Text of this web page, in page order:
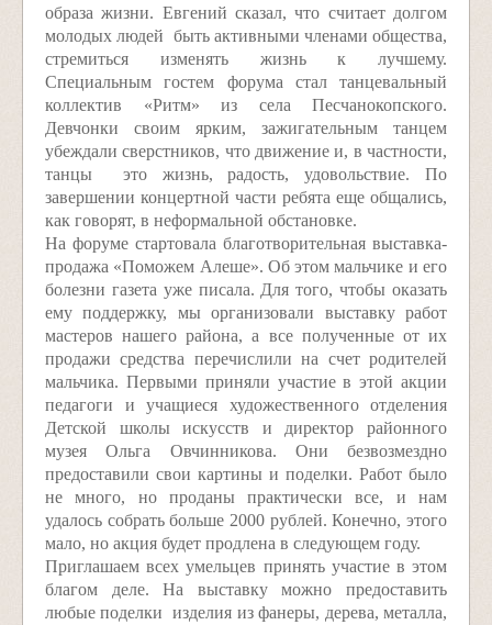
образа жизни. Евгений сказал, что считает долгом
молодых людей ­ быть активными членами общества,
стремиться изменять жизнь к лучшему.
Специальным гостем форума стал танцевальный
коллектив «Ритм» из села Песчанокопского.
Девчонки своим ярким, зажигательным танцем
убеждали сверстников, что движение и, в частности,
танцы ­ это жизнь, радость, удовольствие. По
завершении концертной части ребята еще общались,
как говорят, в неформальной обстановке.
На форуме стартовала благотворительная выставка­
продажа «Поможем Алеше». Об этом мальчике и его
болезни газета уже писала. Для того, чтобы оказать
ему поддержку, мы организовали выставку работ
мастеров нашего района, а все полученные от их
продажи средства перечислили на счет родителей
мальчика. Первыми приняли участие в этой акции
педагоги и учащиеся художест­венного отделения
Детской школы искусств и директор районного
музея Ольга Овчинникова. Они безвозмездно
предоставили свои картины и поделки. Работ было
не много, но проданы практически все, и нам
удалось собрать больше 2000 рублей. Конечно, этого
мало, но акция будет продлена в следующем году.
Приглашаем всех умельцев принять участие в этом
благом деле. На выставку можно предоставить
любые поделки ­ изделия из фанеры, дерева, металла,